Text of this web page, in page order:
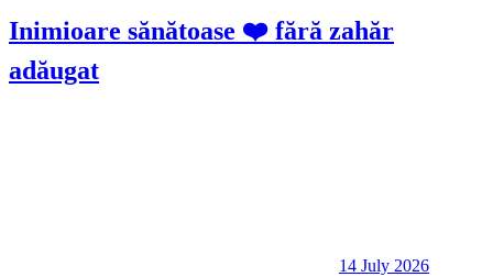
Inimioare sănătoase ❤️ fără zahăr
adăugat
14 July 2026